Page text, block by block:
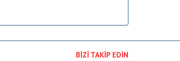
BİZİ TAKİP EDİN